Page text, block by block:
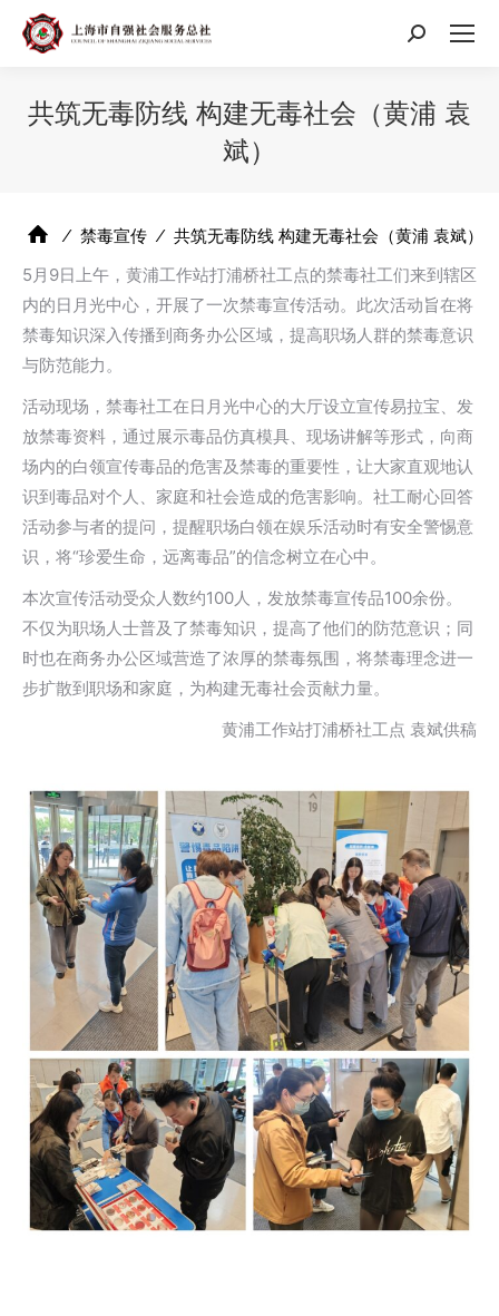
搜
共筑无毒防线 构建无毒社会（黄浦 袁
斌）
⁄ 禁毒宣传 ⁄ 共筑无毒防线 构建无毒社会（黄浦 袁斌）
5月9日上午，黄浦工作站打浦桥社工点的禁毒社工们来到辖区
内的日月光中心，开展了一次禁毒宣传活动。此次活动旨在将
禁毒知识深入传播到商务办公区域，提高职场人群的禁毒意识
与防范能力。
活动现场，禁毒社工在日月光中心的大厅设立宣传易拉宝、发
放禁毒资料，通过展示毒品仿真模具、现场讲解等形式，向商
场内的白领宣传毒品的危害及禁毒的重要性，让大家直观地认
识到毒品对个人、家庭和社会造成的危害影响。社工耐心回答
活动参与者的提问，提醒职场白领在娱乐活动时有安全警惕意
识，将“珍爱生命，远离毒品”的信念树立在心中。
本次宣传活动受众人数约100人，发放禁毒宣传品100余份。
不仅为职场人士普及了禁毒知识，提高了他们的防范意识；同
时也在商务办公区域营造了浓厚的禁毒氛围，将禁毒理念进一
步扩散到职场和家庭，为构建无毒社会贡献力量。
黄浦工作站打浦桥社工点 袁斌供稿